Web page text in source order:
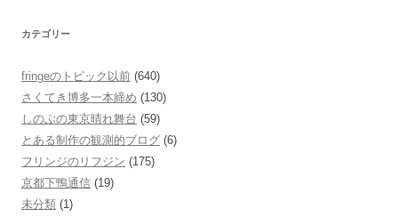
カテゴリー
fringeのトピック以前 (640)
さくてき博多一本締め (130)
しのぶの東京晴れ舞台 (59)
とある制作の観測的ブログ (6)
フリンジのリフジン (175)
京都下鴨通信 (19)
未分類 (1)